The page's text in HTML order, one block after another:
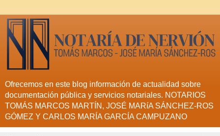
Ofrecemos en este blog información de actualidad sobre
documentación pública y servicios notariales. NOTARIOS
TOMÁS MARCOS MARTÍN, JOSÉ MARíA SÁNCHEZ-ROS
GÓMEZ Y CARLOS MARÍA GARCÍA CAMPUZANO